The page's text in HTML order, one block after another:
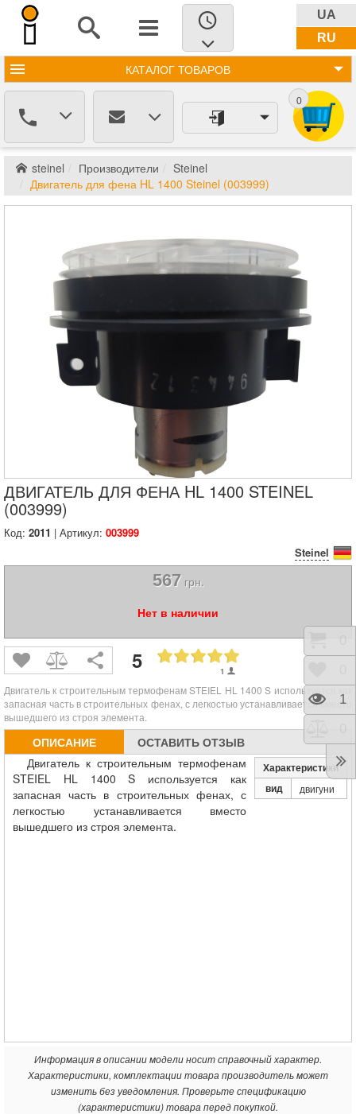
UA
RU
КАТАЛОГ ТОВАРОВ
0
steinel Производители
Steinel
Двигатель для фена HL 1400 Steinel (003999)
ДВИГАТЕЛЬ ДЛЯ ФЕНА HL 1400 STEINEL
(003999)
Код: 2011 | Артикул: 003999
Steinel
567грн.
Нет в наличии
5 1
Двигатель к строительным термофенам STEIEL HL 1400 S используется как
запасная часть в строительных фенах, с легкостью устанавливается вместо
вышедшего из строя элемента.
ОПИСАНИЕ ОСТАВИТЬ ОТЗЫВ
Характеристики
вид
двигуни
Двигатель к строительным термофенам
STEIEL HL 1400 S используется как
запасная часть в строительных фенах, с
легкостью устанавливается вместо
вышедшего из строя элемента.
Информация в описании модели носит справочный характер.
Характеристики, комплектации товара производитель может
изменить без уведомления. Проверьте спецификацию
(характеристики) товара перед покупкой.
0
1